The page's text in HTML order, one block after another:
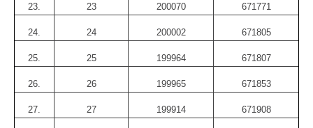
23. 23 200070 671771
24. 24 200002 671805
25. 25 199964 671807
26. 26 199965 671853
27. 27 199914 671908